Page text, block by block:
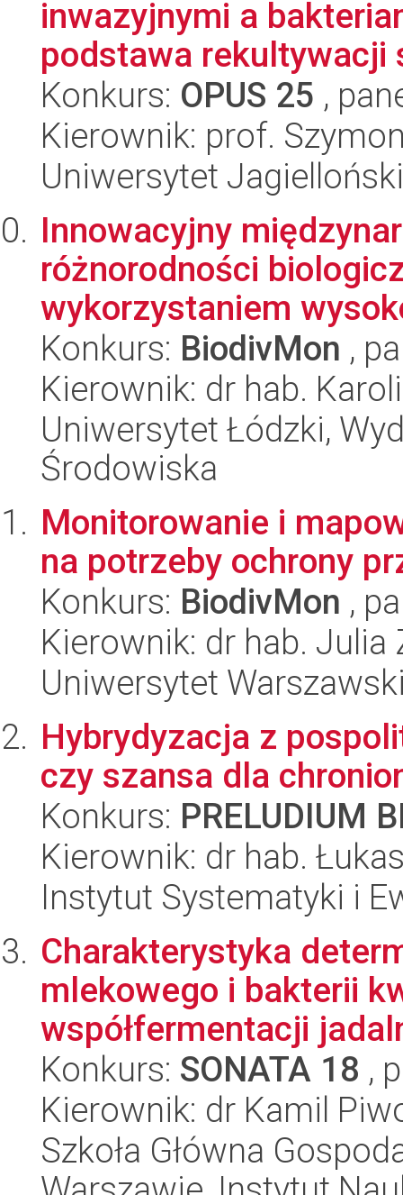
inwazyjnymi a
podstawa rekultywacji
Konkurs: OPUS 25 ,
Kierownik: prof.
Uniwersytet
Innowacyjny
różnorodności
wykorzystaniem
Konkurs: BiodivMon ,
Kierownik: dr hab.
Uniwersytet Łódzki,
Środowiska
Monitorowanie i
na potrzeby ochrony
Konkurs: BiodivMon ,
Kierownik: dr hab. Julia
Uniwersytet
Hybrydyzacja z
czy szansa dla
Konkurs: PRELUDIUM
Kierownik: dr hab.
Instytut Systematyki i
Charakterystyka
mlekowego i bakterii
współfermentacji
Konkurs: SONATA 18 ,
Kierownik: dr Kamil
Szkoła Główna